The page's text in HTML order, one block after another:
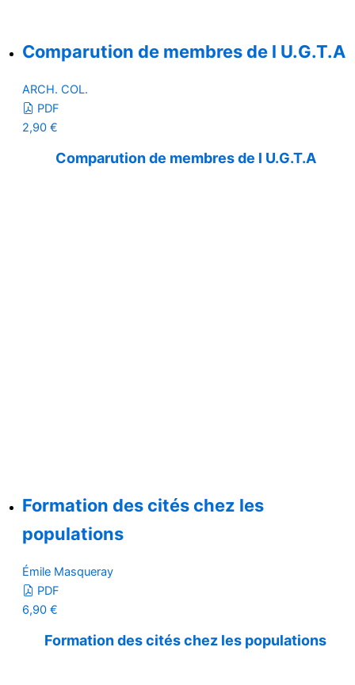
Comparution de membres de l U.G.T.A
ARCH. COL.
PDF
2,90 €
Comparution de membres de l U.G.T.A
Formation des cités chez les
populations
Émile Masqueray
PDF
6,90 €
Formation des cités chez les populations